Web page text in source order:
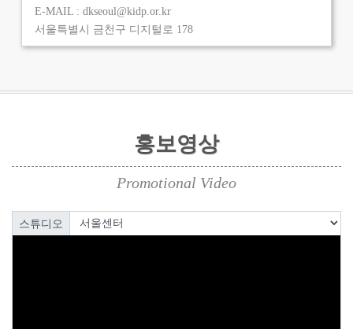
E-MAIL : dkseoul@kidp.or.kr
서울특별시 금천구 디지털로 178
홍보영상
Promotional Video
스튜디오